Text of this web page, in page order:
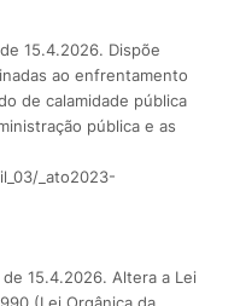
15.4.2026. Dispõe
ao enfrentamento
de calamidade pública
pública e as
_ato2023-
15.4.2026. Altera a Lei
(Lei Orgânica da